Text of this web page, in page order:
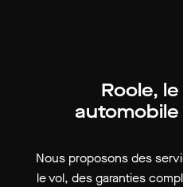
Roole,
Nous proposons des
le vol, des garanties